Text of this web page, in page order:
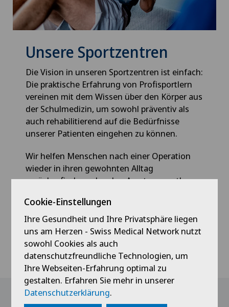
Unsere Sportzentren
Die Vision in unseren Sportzentren ist einfach:
Die praktische Erfahrung von Profisportlern
vereinen mit dem Wissen über den Körper aus
der Schulmedizin, um sowohl präventiv als
auch rehabilitierend auf die Bedürfnisse
unserer Patienten eingehen zu können.
Wir helfen Menschen nach einer Operation
wieder in ihren gewohnten Alltag
zurückzufinden oder aber Amateursportler
Entdecken Sie unsere Sportzentren
Welche Behandlungen gibt es?
Cookie-Einstellungen
Ihre Gesundheit und Ihre Privatsphäre liegen
uns am Herzen - Swiss Medical Network nutzt
sowohl Cookies als auch
datenschutzfreundliche Technologien, um
Ihre Webseiten-Erfahrung optimal zu
gestalten. Erfahren Sie mehr in unserer
Datenschutzerklärung.